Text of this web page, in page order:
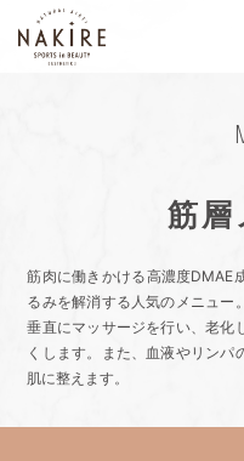
筋層
筋肉に働きかける高濃度DMAE
るみを解消する人気のメニュー。
垂直にマッサージを行い、老化
くします。
また、血液やリンパ
肌に整えます。